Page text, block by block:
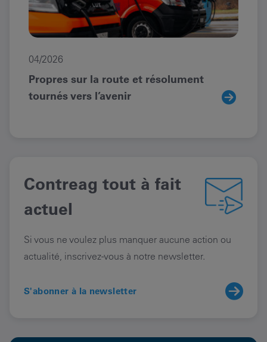
04/2026
Propres sur la route et résolument
tournés vers l’avenir
Contreag tout à fait
actuel
Si vous ne voulez plus manquer aucune action ou
actualité, inscrivez-vous à notre newsletter.
S'abonner à la newsletter